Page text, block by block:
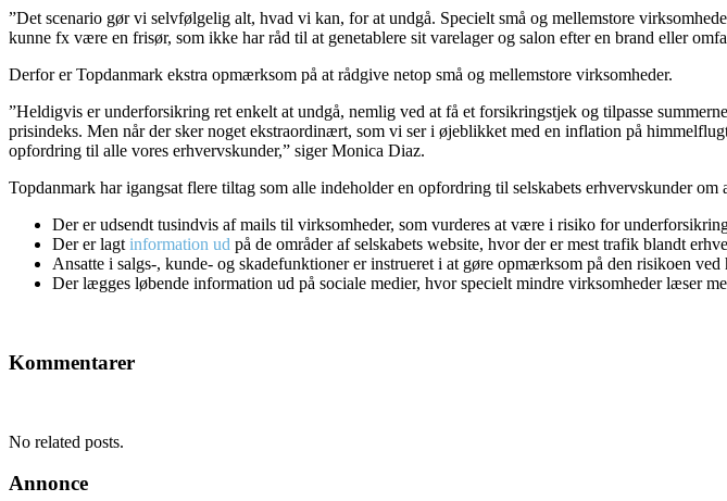
”Det scenario gør vi selvfølgelig alt, hvad vi kan, for at undgå. Specielt små og mellemstore
kunne fx være en frisør, som ikke har råd til at genetablere sit varelager og salon efter en brand eller
Derfor er Topdanmark ekstra opmærksom på at rådgive netop små og mellemstore virksomheder.
”Heldigvis er underforsikring ret enkelt at undgå, nemlig ved at få et forsikringstjek og tilpasse
prisindeks. Men når der sker noget ekstraordinært, som vi ser i øjeblikket med en inflation på
opfordring til alle vores erhvervskunder,” siger Monica Diaz.
Topdanmark har igangsat flere tiltag som alle indeholder en opfordring til selskabets erhvervskunder
Der er udsendt tusindvis af mails til virksomheder, som vurderes at være i risiko for
Der er lagt information ud på de områder af selskabets website, hvor der er mest trafik blandt
Ansatte i salgs-, kunde- og skadefunktioner er instrueret i at gøre opmærksom på den risikoen
Der lægges løbende information ud på sociale medier, hvor specielt mindre virksomheder læser
Kommentarer
No related posts.
Annonce